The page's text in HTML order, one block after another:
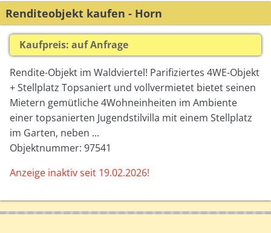
Renditeobjekt kaufen - Horn
Kaufpreis: auf Anfrage
Rendite-Objekt im Waldviertel! Parifiziertes 4WE-Objekt
+ Stellplatz Topsaniert und vollvermietet bietet seinen
Mietern gemütliche 4Wohneinheiten im Ambiente
einer topsanierten Jugendstilvilla mit einem Stellplatz
im Garten, neben ...
Objektnummer: 97541
Anzeige inaktiv seit 19.02.2026!